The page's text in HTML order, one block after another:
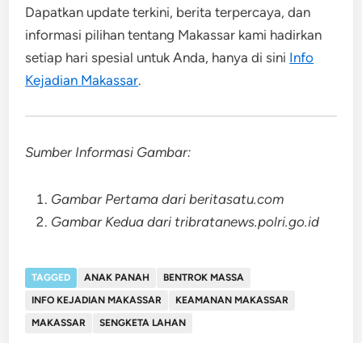
Dapatkan update terkini, berita terpercaya, dan
informasi pilihan tentang Makassar kami hadirkan
setiap hari spesial untuk Anda, hanya di sini Info
Kejadian Makassar.
Sumber Informasi Gambar:
Gambar Pertama dari beritasatu.com
Gambar Kedua dari tribratanews.polri.go.id
TAGGED ANAK PANAH
BENTROK MASSA
INFO KEJADIAN MAKASSAR
KEAMANAN MAKASSAR
MAKASSAR
SENGKETA LAHAN